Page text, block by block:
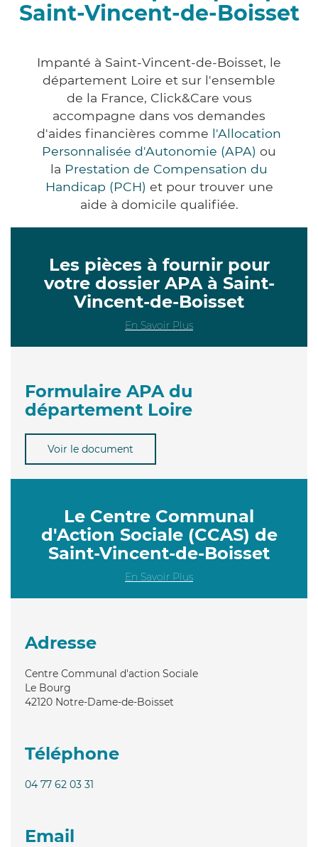
Saint-Vincent-de-Boisset
Impanté à Saint-Vincent-de-Boisset, le
département Loire et sur l'ensemble
de la France, Click&Care vous
accompagne dans vos demandes
d'aides financières comme l'Allocation
Personnalisée d'Autonomie (APA) ou
la Prestation de Compensation du
Handicap (PCH) et pour trouver une
aide à domicile qualifiée.
Les pièces à fournir pour
votre dossier APA à Saint-
Vincent-de-Boisset
En Savoir Plus
Formulaire APA du
département Loire
Voir le document
Le Centre Communal
d'Action Sociale (CCAS) de
Saint-Vincent-de-Boisset
En Savoir Plus
Adresse
Centre Communal d'action Sociale
Le Bourg
42120 Notre-Dame-de-Boisset
Téléphone
04 77 62 03 31
Email